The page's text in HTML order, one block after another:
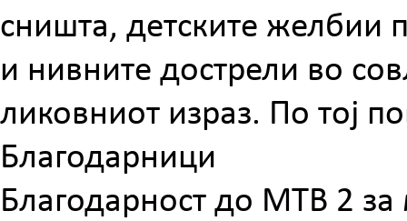
сништа, детските желбии
и нивните дострели во
ликовниот израз. По тој
Благодарници
Благодарност до МТВ 2